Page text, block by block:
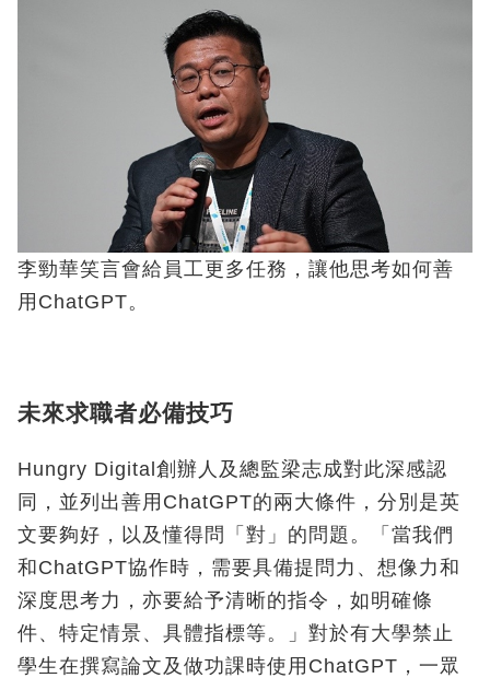
李勁華笑言會給員工更多任務，讓他思考如何善
用ChatGPT。
未來求職者必備技巧
Hungry Digital創辦人及總監梁志成對此深感認
同，並列出善用ChatGPT的兩大條件，分別是英
文要夠好，以及懂得問「對」的問題。「當我們
和ChatGPT協作時，需要具備提問力、想像力和
深度思考力，亦要給予清晰的指令，如明確條
件、特定情景、具體指標等。」對於有大學禁止
學生在撰寫論文及做功課時使用ChatGPT，一眾